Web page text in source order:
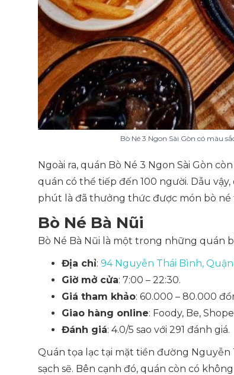
Bò Né 3 Ngon Sài Gòn có màu
Ngoài ra, quán Bò Né 3 Ngon Sài Gòn
quán có thể tiếp đến 100 người. Dẫu
phút là đã thưởng thức được món bò né
Bò Né Bà Nũi
Bò Né Bà Nũi là một trong những quán
Địa chỉ: 94 Nguyễn Thái Bình,
Giờ mở cửa: 7:00 – 22:30.
Giá tham khảo: 60.000 – 80.000
Giao hàng online: Foody, Be,
Đánh giá: 4.0/5 sao với 291 đánh giá.
Quán tọa lạc tại mặt tiền đường Nguyễn
sạch sẽ. Bên cạnh đó, quán còn có